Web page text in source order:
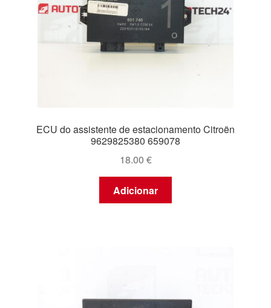
ECU do assistente de estacionamento Citroën
9629825380 659078
18.00 €
Adicionar